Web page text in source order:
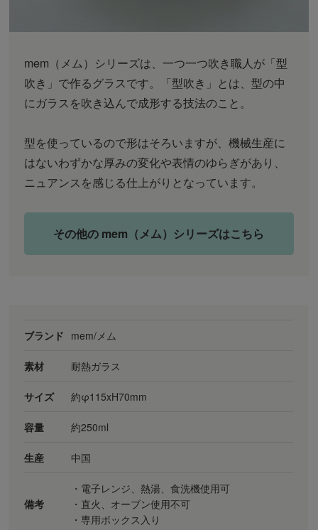
mem（メム）シリーズは、一つ一つ吹き職人が「型
吹き」で作るグラスです。「型吹き」とは、型の中
にガラスを吹き込んで成形する技法のこと。
型を使っているので形はそろいますが、機械生産に
はないわずかな厚みの変化や表情のゆらぎがあり、
ニュアンスを感じる仕上がりとなっています。
その他の mem（メム）シリーズはこちら
ブランド mem/メム
素材 耐熱ガラス
サイズ 約φ115xH70mm
容量 約250ml
生産 中国
備考
・電子レンジ、熱湯、食洗機使用可
・直火、オーブン使用不可
・専用ボックス入り